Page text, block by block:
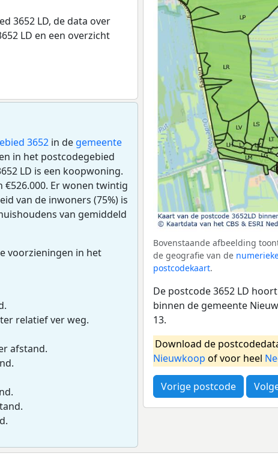
3652 LD, de data over
LD en een overzicht
3652 in de gemeente
in het postcodegebied
LD is een koopwoning.
€526.000. Er wonen twintig
van de inwoners (75%) is
van gemiddeld
voorzieningen in het
relatief ver weg.
afstand.
Bovenstaande afbeelding
de geografie van de
postcodekaart.
De postcode 3652 LD
binnen de gemeente
13.
Download de
Nieuwkoop of voor heel
Vorige postcode